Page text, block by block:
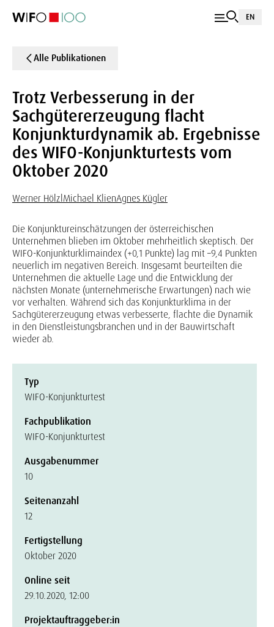
EN
Alle Publikationen
Trotz Verbesserung in der
Sachgütererzeugung flacht
Konjunkturdynamik ab. Ergebnisse
des WIFO-Konjunkturtests vom
Oktober 2020
Werner Hölzl Michael KlienAgnes Kügler
Die Konjunktureinschätzungen der österreichischen
Unternehmen blieben im Oktober mehrheitlich skeptisch. Der
WIFO-Konjunkturklimaindex (+0,1 Punkte) lag mit –9,4 Punkten
neuerlich im negativen Bereich. Insgesamt beurteilten die
Unternehmen die aktuelle Lage und die Entwicklung der
nächsten Monate (unternehmerische Erwartungen) nach wie
vor verhalten. Während sich das Konjunkturklima in der
Sachgütererzeugung etwas verbesserte, flachte die Dynamik
in den Dienstleistungsbranchen und in der Bauwirtschaft
wieder ab.
Typ
WIFO-Konjunkturtest
Fachpublikation
WIFO-Konjunkturtest
Ausgabenummer
10
Seitenanzahl
12
Fertigstellung
Oktober 2020
Online seit
29.10.2020, 12:00
Projektauftraggeber:in